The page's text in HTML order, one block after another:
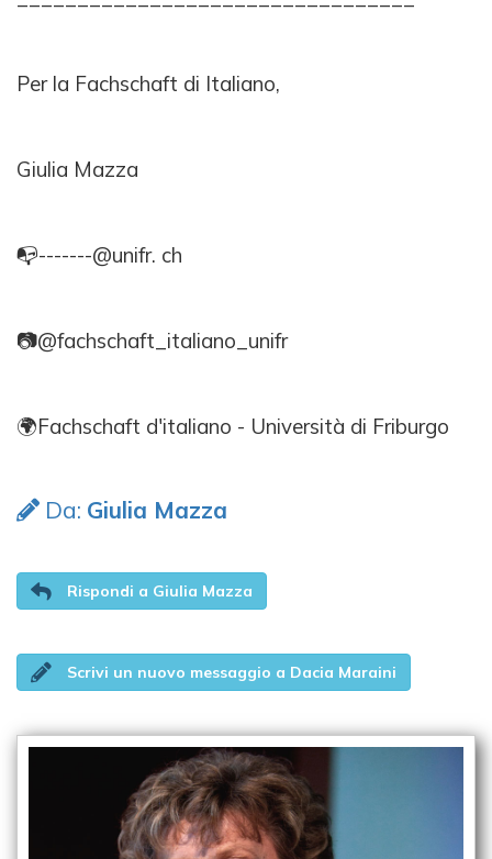
Per la Fachschaft di Italiano,
Giulia Mazza
📭-------@unifr. ch
📷@fachschaft_italiano_unifr
🌍Fachschaft d'italiano - Università di Friburgo
Da: Giulia Mazza
Rispondi a Giulia Mazza
Scrivi un nuovo messaggio a Dacia Maraini